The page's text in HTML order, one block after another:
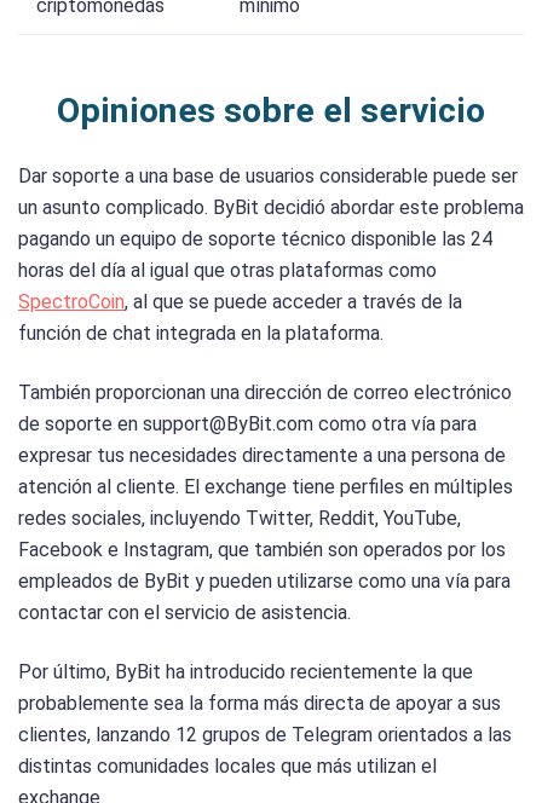
criptomonedas
mínimo
Opiniones sobre el servicio
Dar soporte a una base de usuarios considerable puede ser
un asunto complicado. ByBit decidió abordar este problema
pagando un equipo de soporte técnico disponible las 24
horas del día al igual que otras plataformas como
SpectroCoin, al que se puede acceder a través de la
función de chat integrada en la plataforma.
También proporcionan una dirección de correo electrónico
de soporte en support@ByBit.com como otra vía para
expresar tus necesidades directamente a una persona de
atención al cliente. El exchange tiene perfiles en múltiples
redes sociales, incluyendo Twitter, Reddit, YouTube,
Facebook e Instagram, que también son operados por los
empleados de ByBit y pueden utilizarse como una vía para
contactar con el servicio de asistencia.
Por último, ByBit ha introducido recientemente la que
probablemente sea la forma más directa de apoyar a sus
clientes, lanzando 12 grupos de Telegram orientados a las
distintas comunidades locales que más utilizan el
exchange.